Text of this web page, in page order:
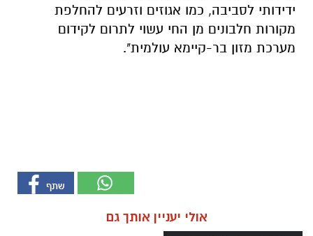
ידידותי לסביבה, כמו אגוזים וזרעים להחלפת
מקורות חלבונים מן החי עשוי לתרום לקידום
מערכת מזון בר-קיימא עולמית".
אולי יעניין אותך גם